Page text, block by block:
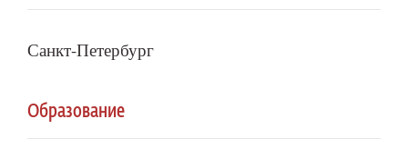
Санкт-Петербург
Образование